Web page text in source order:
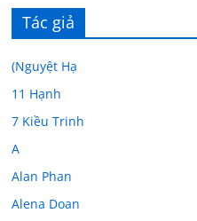
Tác giả
(Nguyệt Hạ
11 Hạnh
7 Kiều Trinh
A
Alan Phan
Alena Doan